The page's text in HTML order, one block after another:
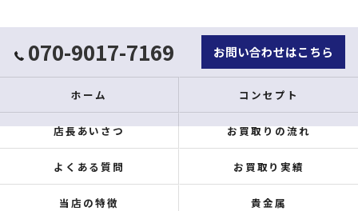
070-9017-7169 お問い合わせはこちら
ホーム コンセプト
店長あいさつ お買取りの流れ
よくある質問 お買取り実績
当店の特徴 貴金属